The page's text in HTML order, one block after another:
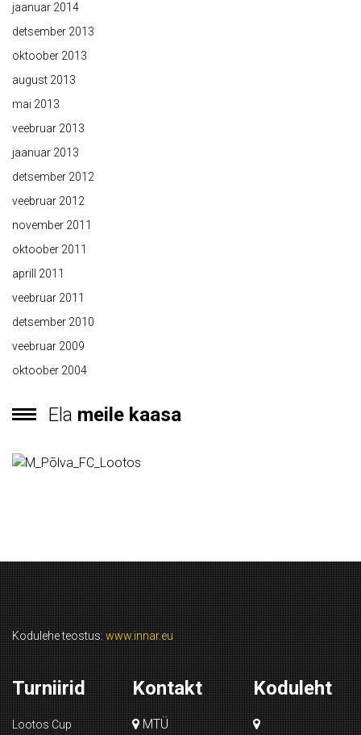
jaanuar 2014
detsember 2013
oktoober 2013
august 2013
mai 2013
veebruar 2013
jaanuar 2013
detsember 2012
veebruar 2012
november 2011
oktoober 2011
aprill 2011
veebruar 2011
detsember 2010
veebruar 2009
oktoober 2004
Ela meile kaasa
Kodulehe teostus: www.innar.eu
Turniirid
Lootos Cup
Kontakt
MTÜ
Koduleht